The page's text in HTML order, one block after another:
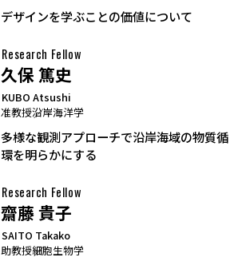
デザインを学ぶことの価値について
Research Fellow
久保 篤史
KUBO Atsushi
准教授沿岸海洋学
多様な観測アプローチで沿岸海域の物質循
環を明らかにする
Research Fellow
齋藤 貴子
SAITO Takako
助教授細胞生物学